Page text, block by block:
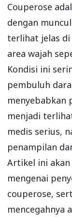
Couperose
dengan
terlihat jelas
area wajah
Kondisi ini
pembuluh
menyebabkan
menjadi
medis serius,
penampilan
Artikel ini
mengenai
couperose,
mencegahnya